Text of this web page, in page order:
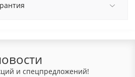
и спецпредложений!